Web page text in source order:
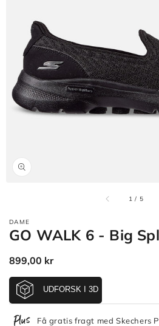
Åbn
mediet
1
i
1 / af
5
DAME
GO WALK 6 - Big
Normalpris
899,00 kr
Få gratis fragt med Skechers